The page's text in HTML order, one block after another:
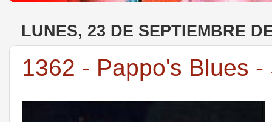
LUNES, 23 DE SEPTIEMBRE
1362 - Pappo's Blues